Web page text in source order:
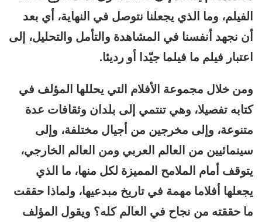
الفيلم، وما الذي يجعلنا نتوصل في النهاية، أي بعد
أن نجهد أنفسنا في المشاهدة والتأمل والتحليل، إلى
اعتبار فيلم ما فيلما جيّدا أو رديئا.
ومن خلال مجموعة الأفلام التي يحللها المؤلف في
كتابه تفصيلا، وهي تنتمي إلى بلدان وثقافات عدة
متنوعة، وإلى مخرجين من أجيال مختلفة، وإلى
سينمائيين من العالم العربي ومن العالم الخارجي،
يتوقف أمام الملامح المميزة لكل منها، ما الذي
يجعلها أفلاما مهمة في تاريخ مبدعيها، ولماذا حققت
ما حققته من نجاح في العالم كله؟ ويقول المؤلف